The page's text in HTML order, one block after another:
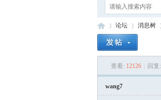
论坛
›
消息树
›
查看: 12126 回复:
wang7